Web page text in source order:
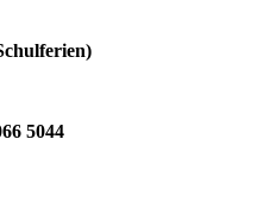
5044